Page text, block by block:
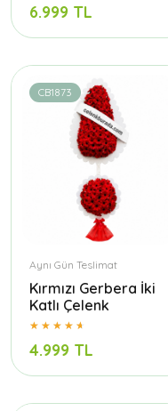
6.999 TL
CB1873
Aynı Gün Teslimat
Kırmızı Gerbera İki
Katlı Çelenk
4.999 TL